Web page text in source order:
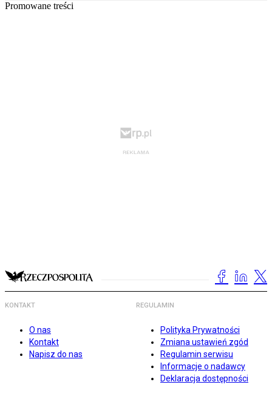
Promowane treści
KONTAKT
O nas
Kontakt
Napisz do nas
REGULAMIN
Polityka Prywatności
Zmiana ustawień zgód
Regulamin serwisu
Informacje o nadawcy
Deklaracja dostępności